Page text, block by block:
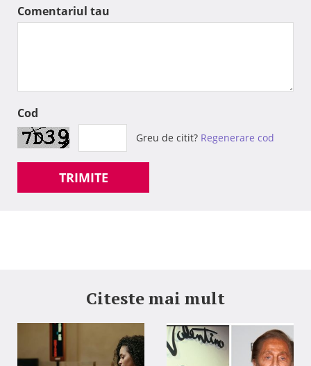
Comentariul tau
Cod
Greu de citit? Regenerare cod
TRIMITE
Citeste mai mult